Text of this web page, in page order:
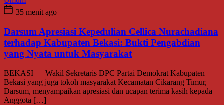
35 menit ago
Darsum Apresiasi Kepedulian Cellica Nurachadiana
terhadap Kabupaten Bekasi: Bukti Pengabdian
yang Nyata untuk Masyarakat
BEKASI — Wakil Sekretaris DPC Partai Demokrat Kabupaten
Bekasi yang juga tokoh masyarakat Kecamatan Cikarang Timur,
Darsum, menyampaikan apresiasi dan ucapan terima kasih kepada
Anggota […]